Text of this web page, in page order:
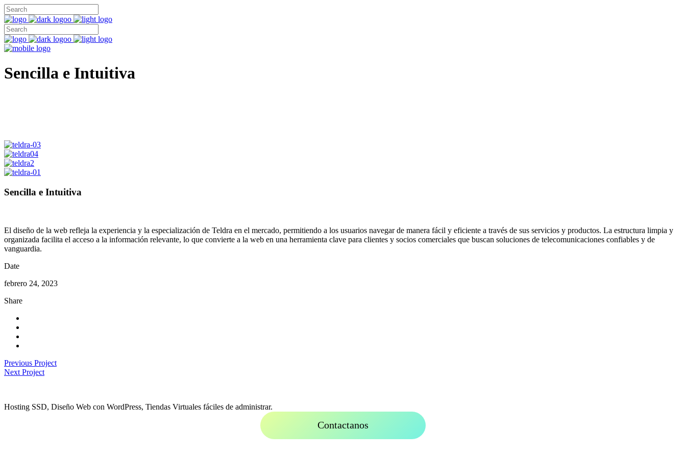
Sencilla e Intuitiva
Sencilla e Intuitiva
El diseño de la web refleja la experiencia y la especialización de Teldra en el mercado, permitiendo a los usuarios navegar de manera fácil y eficiente a través de sus servicios y productos. La estructura limpia y
organizada facilita el acceso a la información relevante, lo que convierte a la web en una herramienta clave para clientes y socios comerciales que buscan soluciones de telecomunicaciones confiables y de
vanguardia.
Date
febrero 24, 2023
Share
Previous Project
Next Project
Hosting SSD, Diseño Web con WordPress, Tiendas Virtuales fáciles de administrar.
Contactanos